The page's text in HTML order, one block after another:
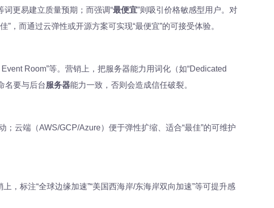
词更易建立质量预期；而强调“最便宜”则吸引价格敏感型用户。对
，而通过云弹性或开源方案可实现“最便宜”的可接受体验。
Room”等。营销上，把服务器能力用词化（如“Dedicated
名要与后台 服务器能力一致，否则会造成信任破裂。
云端（AWS/GCP/Azure）便于弹性扩缩、适合“最佳”的可维护
上，标注“全球边缘加速”“美国西海岸/东海岸双向加速”等可提升感